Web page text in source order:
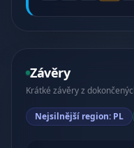
Závěry
Krátké závěry z
Nejsilnější region: PL